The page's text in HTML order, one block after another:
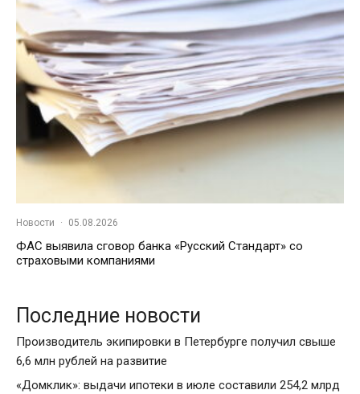
Новости · 05.08.2026
ФАС выявила сговор банка «Русский Стандарт» со
страховыми компаниями
Последние новости
Производитель экипировки в Петербурге получил свыше
6,6 млн рублей на развитие
«Домклик»: выдачи ипотеки в июле составили 254,2 млрд